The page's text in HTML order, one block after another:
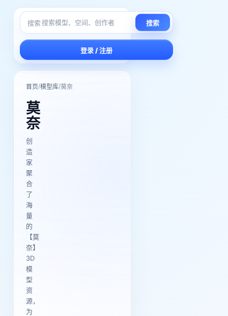
搜索 搜索
登录 / 注册
首页/模型库/莫奈
莫
奈
创
造
家
聚
合
了
海
量
的
【莫
奈】
3D
模
型
资
源，
为